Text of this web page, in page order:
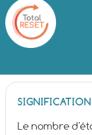
Le nombre